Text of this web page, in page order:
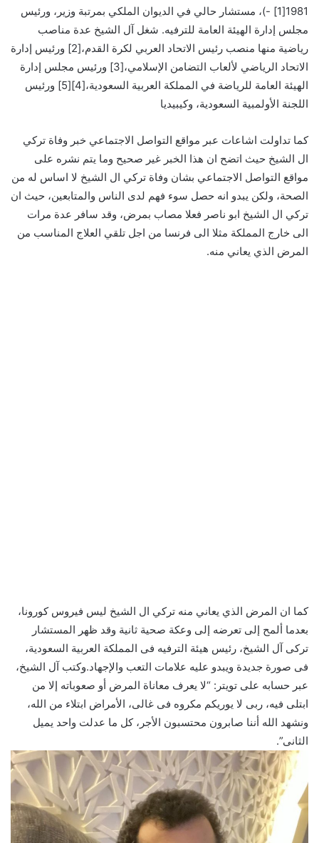
1981[1] -)، مستشار حالي في الديوان الملكي بمرتبة وزير، ورئيس
مجلس إدارة الهيئة العامة للترفيه. شغل آل الشيخ عدة مناصب
رياضية منها منصب رئيس الاتحاد العربي لكرة القدم،[2] ورئيس إدارة
الاتحاد الرياضي لألعاب التضامن الإسلامي،[3] ورئيس مجلس إدارة
الهيئة العامة للرياضة في المملكة العربية السعودية،[4][5] ورئيس
اللجنة الأولمبية السعودية، وكيبيديا
كما تداولت اشاعات عبر مواقع التواصل الاجتماعي خبر وفاة تركي
ال الشيخ حيث اتضح ان هذا الخبر غير صحيح وما يتم نشره على
مواقع التواصل الاجتماعي بشان وفاة تركي ال الشيخ لا اساس له من
الصحة، ولكن يبدو انه حصل سوء فهم لدى الناس والمتابعين، حيث ان
تركي ال الشيخ ابو ناصر فعلا مصاب بمرض، وقد سافر عدة مرات
الى خارج المملكة مثلا الى فرنسا من اجل تلقي العلاج المناسب من
المرض الذي يعاني منه.
كما ان المرض الذي يعاني منه تركي ال الشيخ ليس فيروس كورونا،
بعدما ألمح إلى تعرضه إلى وعكة صحية ثانية وقد ظهر المستشار
تركى آل الشيخ، رئيس هيئة الترفيه فى المملكة العربية السعودية،
فى صورة جديدة ويبدو عليه علامات التعب والإجهاد.وكتب آل الشيخ،
عبر حسابه على تويتر: “لا يعرف معاناة المرض أو صعوباته إلا من
ابتلى فيه، ربى لا يوريكم مكروه فى غالى، الأمراض ابتلاء من الله،
ونشهد الله أننا صابرون محتسبون الأجر، كل ما عدلت واحد يميل
الثانى”.